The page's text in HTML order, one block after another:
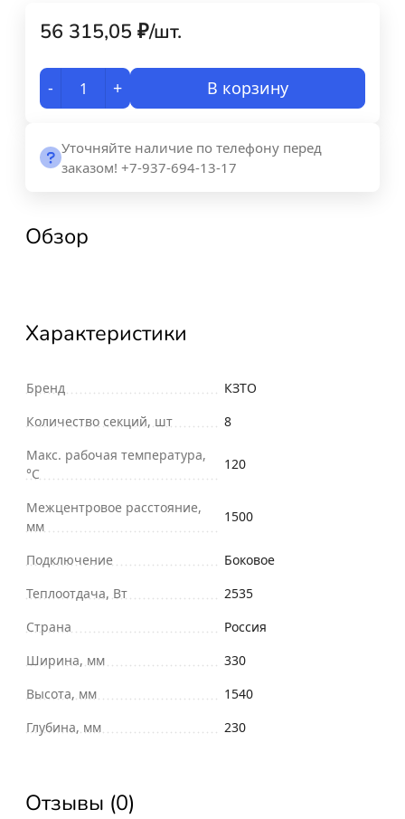
56 315,05 ₽/шт.
- + В корзину
Уточняйте наличие по телефону перед
заказом! +7-937-694-13-17
Обзор
Характеристики
Бренд
КЗТО
Количество секций, шт
8
Макс. рабочая температура,
°С
120
Межцентровое расстояние,
мм
1500
Подключение
Боковое
Теплоотдача, Вт
2535
Страна
Россия
Ширина, мм
330
Высота, мм
1540
Глубина, мм
230
Отзывы (0)